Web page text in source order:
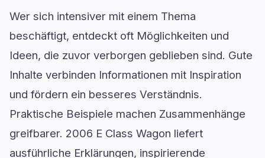
Wer sich intensiver mit einem Thema
beschäftigt, entdeckt oft Möglichkeiten und
Ideen, die zuvor verborgen geblieben sind. Gute
Inhalte verbinden Informationen mit Inspiration
und fördern ein besseres Verständnis.
Praktische Beispiele machen Zusammenhänge
greifbarer. 2006 E Class Wagon liefert
ausführliche Erklärungen, inspirierende